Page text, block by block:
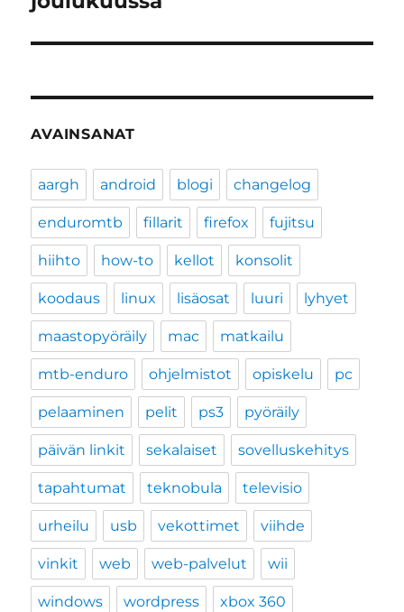
AVAINSANAT
aargh android blogi changelog
enduromtb fillarit firefox fujitsu
hiihto how-to kellot konsolit
koodaus linux lisäosat luuri lyhyet
maastopyöräily mac matkailu
mtb-enduro ohjelmistot opiskelu pc
pelaaminen pelit ps3 pyöräily
päivän linkit sekalaiset sovelluskehitys
tapahtumat teknobula televisio
urheilu usb vekottimet viihde
vinkit web web-palvelut wii
windows wordpress xbox 360